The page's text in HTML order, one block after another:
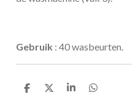
Gebruik : 40 wasbeurten.
D
D
S
D